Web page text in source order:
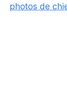
photos de